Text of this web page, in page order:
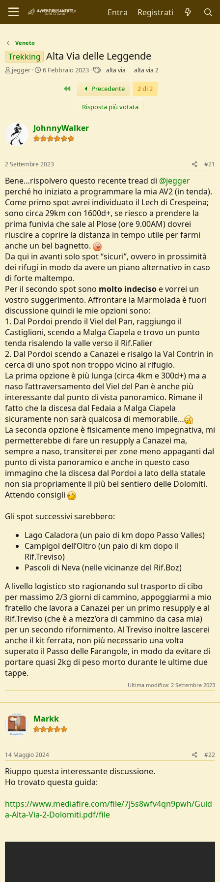
Entra Registrati
Veneto
Trekking Alta Via delle Leggende
C
r
e
D
c
s
s
i
o
n
e
jegger
D
n
i
o
6 Febbraio 2023
g
alta via alta via 2
Primo Precedente 2 di 2
Risposta più votata
JohnnyWalker
2 Settembre 2023 #21
Bene…rispolvero questo recente tread di @jegger
perché ho iniziato a programmare la mia AV2 (in tenda).
Come primo spot avrei individuato il Lech di Crespeina;
sono circa 29km con 1600d+, se riesco a prendere la
prima funivia che sale al Plose (ore 9.00AM) dovrei
riuscire a coprire la distanza in tempo utile per farmi
anche un bel bagnetto.
Da qui in avanti solo spot “sicuri”, ovvero in prossimità
dei rifugi in modo da avere un piano alternativo in caso
di forte maltempo.
Per il secondo spot sono molto indecisoe vorrei un
vostro suggerimento. Affrontare la Marmolada è fuori
discussione quindi le mie opzioni sono:
1. Dal Pordoi prendo il Viel del Pan, raggiungo il
Castiglioni, scendo a Malga Ciapela e trovo un punto
tenda risalendo la valle verso il Rif.Falier
2. Dal Pordoi scendo a Canazei e risalgo la Val Contrin in
cerca di uno spot non troppo vicino al rifugio.
La prima opzione è più lunga (circa 4km e 300d+) ma a
naso l’attraversamento del Viel del Pan è anche più
interessante dal punto di vista panoramico. Rimane il
fatto che la discesa dal Fedaia a Malga Ciapela
sicuramente non sarà qualcosa di memorabile…
La seconda opzione è fisicamente meno impegnativa, mi
permetterebbe di fare un resupply a Canazei ma,
sempre a naso, transiterei per zone meno appaganti dal
punto di vista panoramico e anche in questo caso
immagino che la discesa dal Pordoi a lato della statale
non sia propriamente il più bel sentiero delle Dolomiti.
Attendo consigli
Gli spot successivi sarebbero:
Lago Caladora (un paio di km dopo Passo Valles)
Campigol dell’Oltro (un paio di km dopo il
Rif.Treviso)
Pascoli di Neva (nelle vicinanze del Rif.Boz)
A livello logistico sto ragionando sul trasporto di cibo
per massimo 2/3 giorni di cammino, appoggiarmi a mio
fratello che lavora a Canazei per un primo resupply e al
Rif.Treviso (che è a mezz’ora di cammino da casa mia)
per un secondo rifornimento. Al Treviso inoltre lascerei
anche il kit ferrata, non più necessario una volta
superato il Passo delle Farangole, in modo da evitare di
portare quasi 2kg di peso morto durante le ultime due
tappe.
Ultima modifica: 2 Settembre 2023
Markk
14 Maggio 2024 #22
Riuppo questa interessante discussione.
Ho trovato questa guida:
https://www.mediafire.com/file/7j5s8wfv4qn9pwh/Guid
a-Alta-Via-2-Dolomiti.pdf/file